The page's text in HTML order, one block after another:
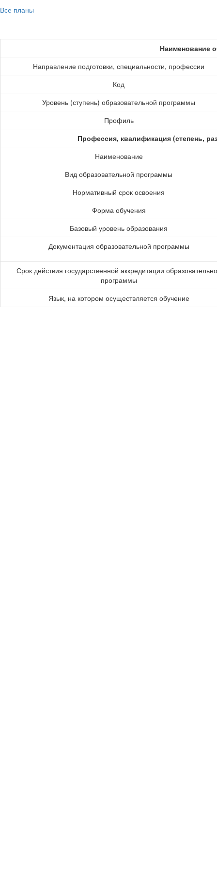
Все планы
Наименование
Направление подготовки, специальности, профессии
Код
Уровень (ступень) образовательной программы
Профиль
Профессия, квалификация (степень,
Наименование
Вид образовательной программы
Нормативный срок освоения
Форма обучения
Базовый уровень образования
Документация образовательной программы
Срок действия государственной аккредитации
программы
Язык, на котором осуществляется обучение